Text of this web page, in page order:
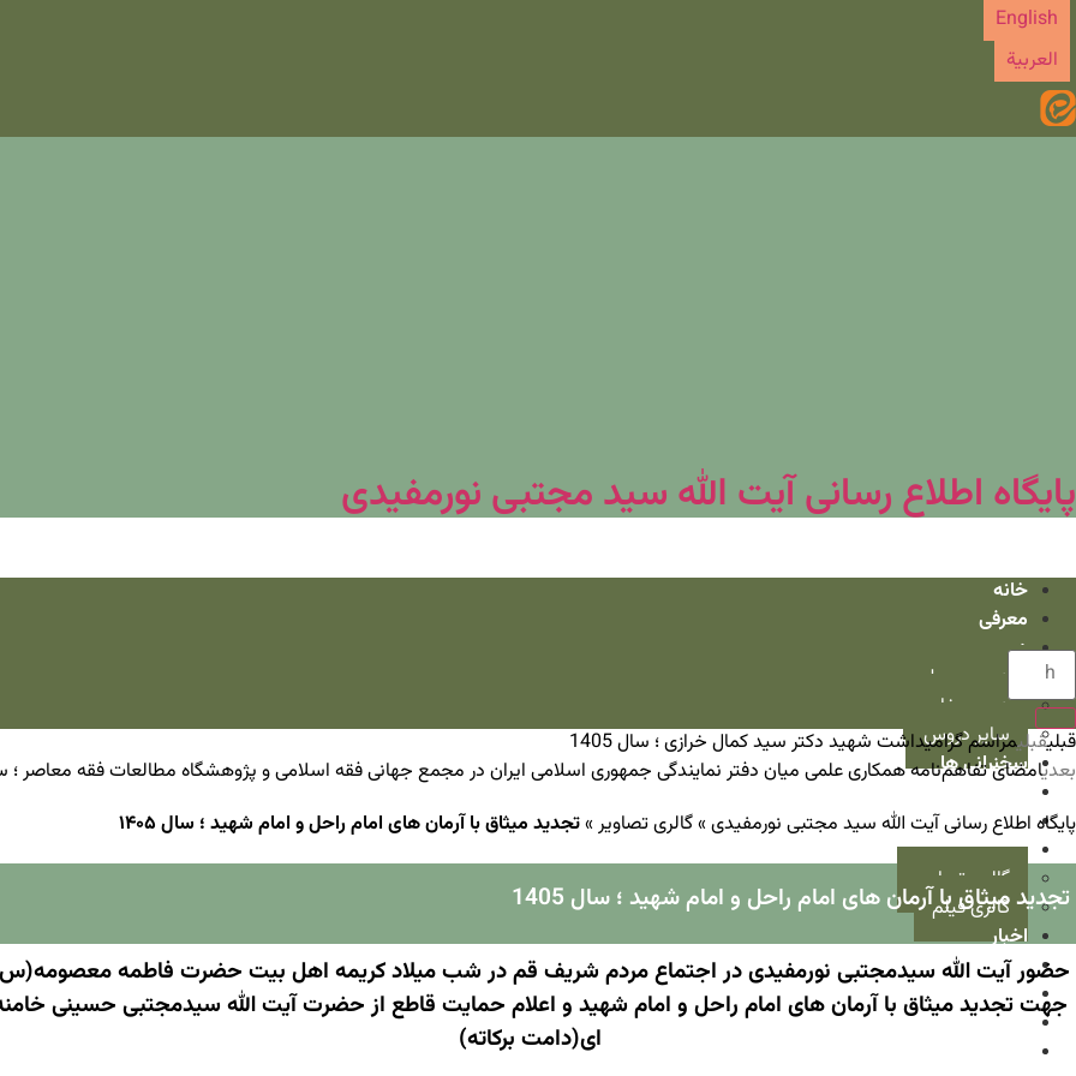
پرش
محتوا
English
العربیة
پایگاه اطلاع رسانی آیت الله سید مجتبی نورمفیدی
خانه
معرفی
دروس
دروس سطح
دروس خارج
سایر دروس
سخنرانی ها
آثار
گالری
گالری تصاویر
گالری فیلم
اخبار
مصاحبه ها
در قاب رسانه
تذکرات اخلاقی
قبلیقبلیمراسم گرامیداشت شهید دکتر سید کمال خرازی ؛ سال 1405
بعدیامضای تفاهم‌نامه همکاری علمی میان دفتر نمایندگی جمهوری اسلامی ایران در مجمع جهانی فقه اسلامی و پژوهشگاه مطالعات فقه معاصر ؛ سال
پایگاه اطلاع رسانی آیت الله سید مجتبی نورمفیدی »گالری تصاویر »تجدید میثاق با آرمان های امام راحل و امام شهید ؛ سال ۱۴۰۵
تجدید میثاق با آرمان های امام راحل و امام شهید ؛ سال 1405
حضور آیت الله سیدمجتبی نورمفیدی در اجتماع مردم شریف قم در شب میلاد کریمه اهل بیت حضرت فاطمه
جهت تجدید میثاق با آرمان های امام راحل و امام شهید و اعلام حمایت قاطع از حضرت آیت الله سیدمجتبی حسینی
ای(دامت برکاته)